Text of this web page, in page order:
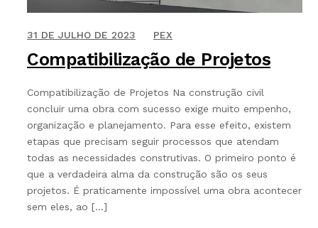
30 DE NOVEMBRO DE 2021
31 DE JULHO DE 2023 PEX
Compatibilização de Projetos
Compatibilização de Projetos Na construção civil
concluir uma obra com sucesso exige muito empenho,
organização e planejamento. Para esse efeito, existem
etapas que precisam seguir processos que atendam
todas as necessidades construtivas. O primeiro ponto é
que a verdadeira alma da construção são os seus
projetos. É praticamente impossível uma obra acontecer
sem eles, ao […]